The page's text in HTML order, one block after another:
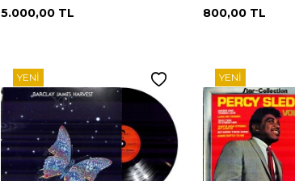
PLK26025
5.000,00 TL 800,00 TL
YENI YENI